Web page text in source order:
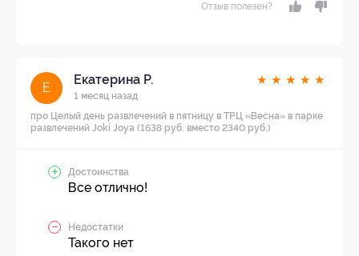
Отзыв полезен?
Е
Екатерина Р.
1 месяц назад
★ ★ ★ ★ ★
про Целый день развлечений в пятницу в ТРЦ «Весна» в парке
развлечений Joki Joya (1638 руб. вместо 2340 руб.)
Достоинства
Все отлично!
Недостатки
Такого нет